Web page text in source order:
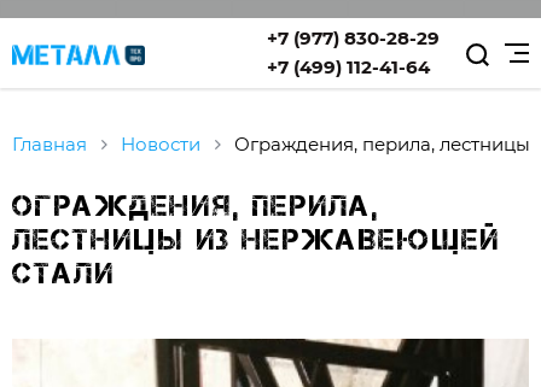
+7 (977) 830-28-29
+7 (499) 112-41-64
Главная Новости Ограждения, перила,
Ограждения, перила,
лестницы из нержавеющей
стали